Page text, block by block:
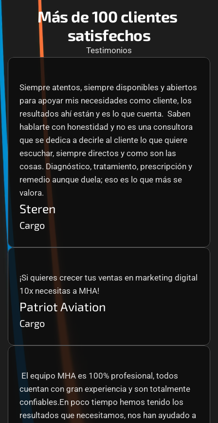
Más de 100 clientes
satisfechos
Testimonios
Siempre atentos, siempre disponibles y abiertos
para apoyar mis necesidades como cliente, los
resultados ahí están y es lo que cuenta.  Saben
hablarte con honestidad y no es una consultora
que se dedica a decirle al cliente lo que quiere
escuchar, siempre directos y como son las
cosas. Diagnóstico, tratamiento, prescripción y
remedio aunque duela; eso es lo que más se
valora.
Steren
Cargo
¡Si quieres crecer tus ventas en marketing digital
10x necesitas a MHA!
Patriot Aviation
Cargo
cuentan con gran experiencia y son totalmente
confiables.En poco tiempo hemos tenido los
resultados que necesitamos, nos han ayudado a